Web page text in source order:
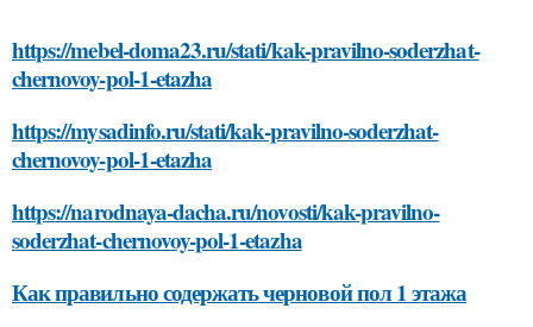
https://mebel-doma23.ru/stati/kak-pravilno-soderzhat-
chernovoy-pol-1-etazha
https://mysadinfo.ru/stati/kak-pravilno-soderzhat-
chernovoy-pol-1-etazha
https://narodnaya-dacha.ru/novosti/kak-pravilno-
soderzhat-chernovoy-pol-1-etazha
Как правильно содержать черновой пол 1 этажа